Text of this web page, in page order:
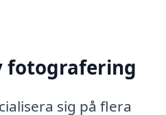
fotografering
sig på flera